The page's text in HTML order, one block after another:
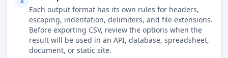
Each output format has its own rules for headers,
escaping, indentation, delimiters, and file extensions.
Before exporting CSV, review the options when the
result will be used in an API, database, spreadsheet,
document, or static site.